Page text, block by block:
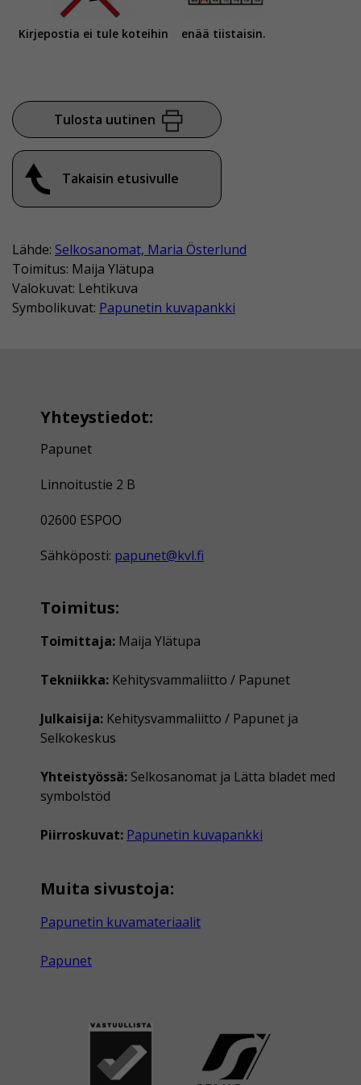
Kirjepostia ei tule koteihin enää tiistaisin.
Tulosta uutinen
Takaisin etusivulle
Lähde: Selkosanomat, Maria Österlund
Toimitus: Maija Ylätupa
Valokuvat: Lehtikuva
Symbolikuvat: Papunetin kuvapankki
Yhteystiedot:
Papunet
Linnoitustie 2 B
02600 ESPOO
Sähköposti: papunet@kvl.fi
Toimitus:
Toimittaja: Maija Ylätupa
Tekniikka: Kehitysvammaliitto / Papunet
Julkaisija: Kehitysvammaliitto / Papunet ja
Selkokeskus
Yhteistyössä: Selkosanomat ja Lätta bladet med
symbolstöd
Piirroskuvat: Papunetin kuvapankki
Muita sivustoja:
Papunetin kuvamateriaalit
Papunet